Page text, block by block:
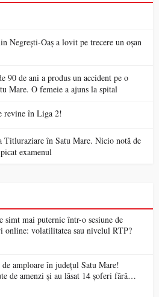
Negrești-Oaș a lovit pe trecere un oșan
de ani a produs un accident pe o
Mare. O femeie a ajuns la spital
revine în Liga 2!
în Satu Mare. Nicio notă de
examenul
simt mai puternic într-o sesiune de
online: volatilitatea sau nivelul RTP?
amploare în județul Satu Mare!
de amenzi și au lăsat 14 șoferi fără
zi